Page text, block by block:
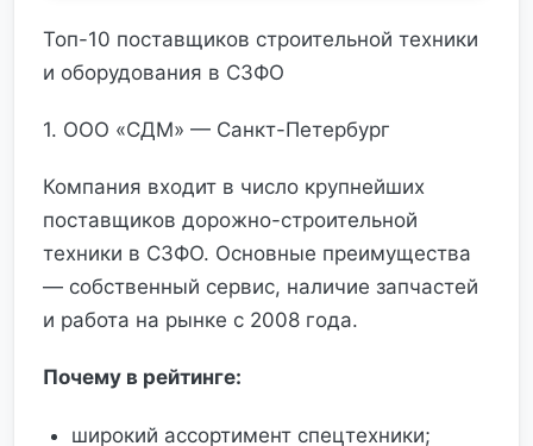
Топ-10 поставщиков строительной техники
и оборудования в СЗФО
1. ООО «СДМ» — Санкт-Петербург
Компания входит в число крупнейших
поставщиков дорожно-строительной
техники в СЗФО. Основные преимущества
— собственный сервис, наличие запчастей
и работа на рынке с 2008 года.
Почему в рейтинге:
широкий ассортимент спецтехники;